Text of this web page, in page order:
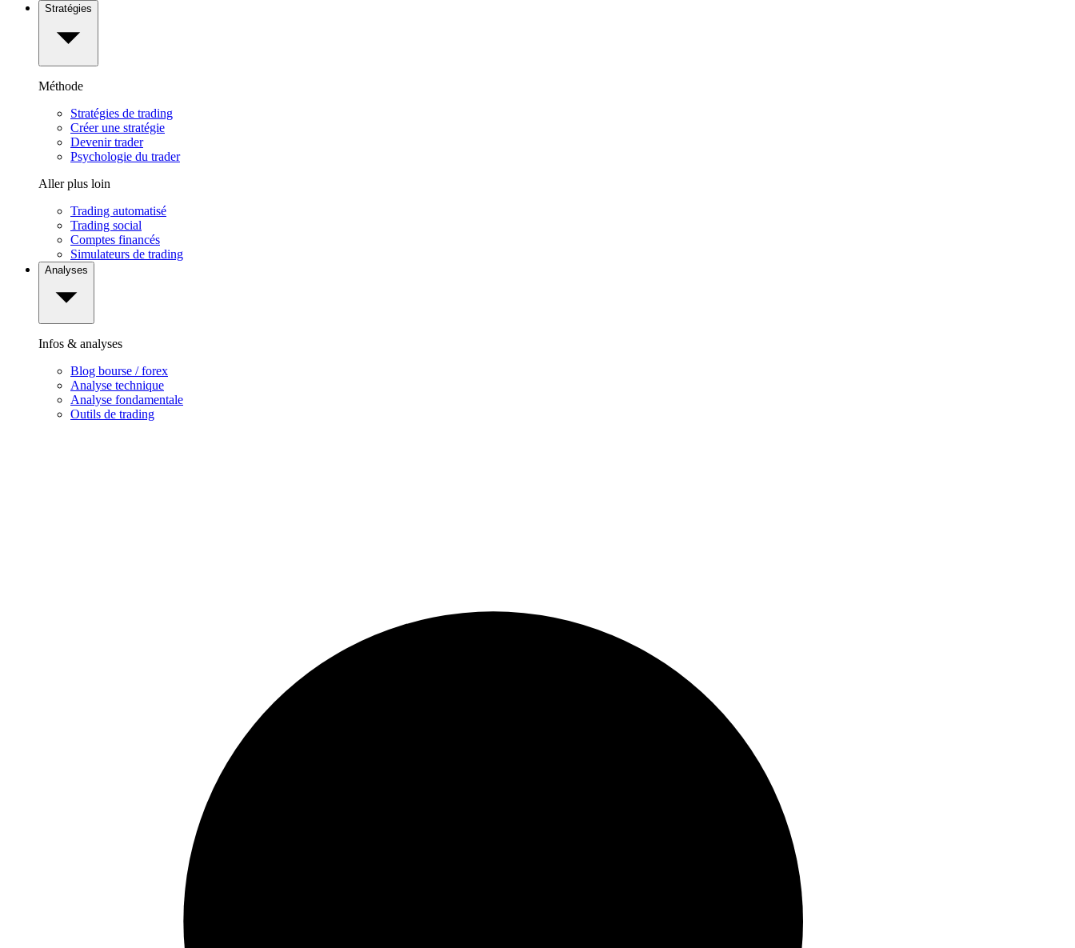
Stratégies
Méthode
Stratégies de trading
Créer une stratégie
Devenir trader
Psychologie du trader
Aller plus loin
Trading automatisé
Trading social
Comptes financés
Simulateurs de trading
Analyses
Infos & analyses
Blog bourse / forex
Analyse technique
Analyse fondamentale
Outils de trading